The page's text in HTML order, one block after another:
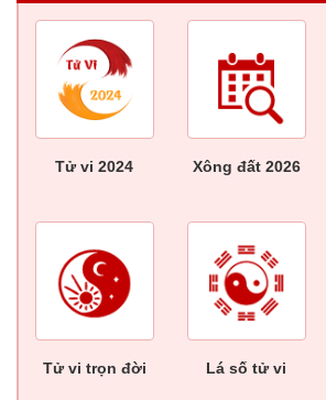
Tử vi 2024 Xông đất 2026
Tử vi trọn đời Lá số tử vi